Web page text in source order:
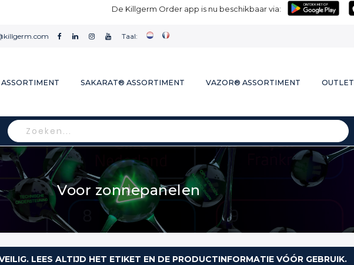
De Killgerm Order app is nu beschikbaar via:
Taal:
SAKARAT® ASSORTIMENT VAZOR® ASSORTIMENT OUTLET
Search
Voor zonnepanelen
LEES ALTIJD HET ETIKET EN DE PRODUCTINFORMATIE VÓÓR GEBRUIK.